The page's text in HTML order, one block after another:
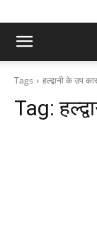
Tags हल्द्वानी के उप
Tag: